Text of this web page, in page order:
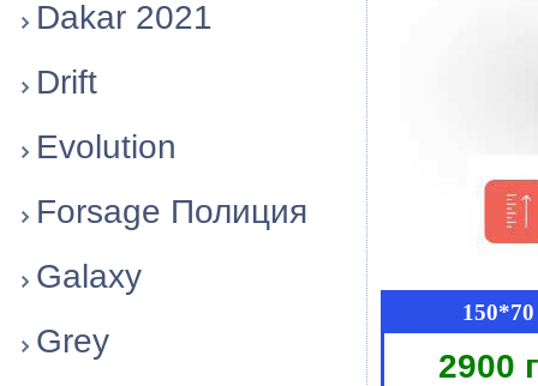
Dakar 2021
Drift
Evolution
Forsage Полиция
Galaxy
Grey
2900